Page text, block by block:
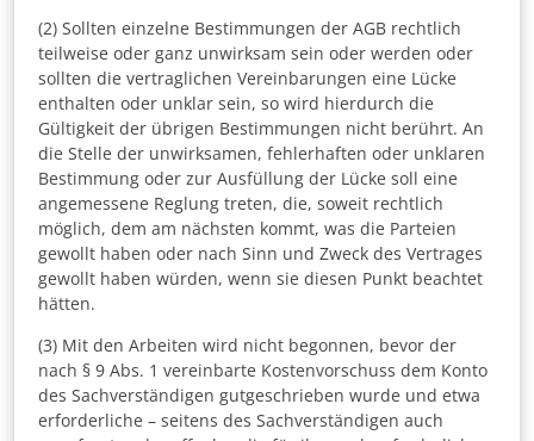
(2) Sollten einzelne Bestimmungen der AGB rechtlich
teilweise oder ganz unwirksam sein oder werden oder
sollten die vertraglichen Vereinbarungen eine Lücke
enthalten oder unklar sein, so wird hierdurch die
Gültigkeit der übrigen Bestimmungen nicht berührt. An
die Stelle der unwirksamen, fehlerhaften oder unklaren
Bestimmung oder zur Ausfüllung der Lücke soll eine
angemessene Reglung treten, die, soweit rechtlich
möglich, dem am nächsten kommt, was die Parteien
gewollt haben oder nach Sinn und Zweck des Vertrages
gewollt haben würden, wenn sie diesen Punkt beachtet
hätten.
(3) Mit den Arbeiten wird nicht begonnen, bevor der
nach § 9 Abs. 1 vereinbarte Kostenvorschuss dem Konto
des Sachverständigen gutgeschrieben wurde und etwa
erforderliche – seitens des Sachverständigen auch